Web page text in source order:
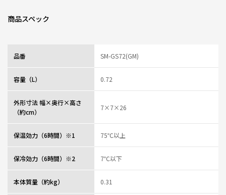
商品スペック
品番 SM-GS72(GM)
容量（L） 0.72
外形寸法 幅×奥行×高さ
（約cm）
7×7×26
保温効力（6時間）※1 75℃以上
保冷効力（6時間）※2 7℃以下
本体質量（約kg） 0.31